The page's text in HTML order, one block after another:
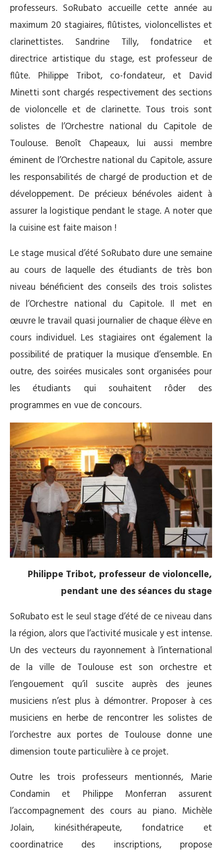
professeurs. SoRubato accueille cette année au
maximum 20 stagiaires, flûtistes, violoncellistes et
clarinettistes. Sandrine Tilly, fondatrice et
directrice artistique du stage, est professeur de
flûte. Philippe Tribot, co-fondateur, et David
Minetti sont chargés respectivement des sections
de violoncelle et de clarinette. Tous trois sont
solistes de l’Orchestre national du Capitole de
Toulouse. Benoît Chapeaux, lui aussi membre
éminent de l’Orchestre national du Capitole, assure
les responsabilités de chargé de production et de
développement. De précieux bénévoles aident à
assurer la logistique pendant le stage. A noter que
la cuisine est faite maison !
Le stage musical d’été SoRubato dure une semaine
au cours de laquelle des étudiants de très bon
niveau bénéficient des conseils des trois solistes
de l’Orchestre national du Capitole. Il met en
œuvre le travail quasi journalier de chaque élève en
cours individuel. Les stagiaires ont également la
possibilité de pratiquer la musique d’ensemble. En
outre, des soirées musicales sont organisées pour
les étudiants qui souhaitent rôder des
programmes en vue de concours.
Philippe Tribot, professeur de violoncelle,
pendant une des séances du stage
SoRubato est le seul stage d’été de ce niveau dans
la région, alors que l’activité musicale y est intense.
Un des vecteurs du rayonnement à l’international
de la ville de Toulouse est son orchestre et
l’engouement qu’il suscite auprès des jeunes
musiciens n’est plus à démontrer. Proposer à ces
musiciens en herbe de rencontrer les solistes de
l’orchestre aux portes de Toulouse donne une
dimension toute particulière à ce projet.
Outre les trois professeurs mentionnés, Marie
Condamin et Philippe Monferran assurent
l’accompagnement des cours au piano. Michèle
Jolain, kinésithérapeute, fondatrice et
coordinatrice des inscriptions, propose